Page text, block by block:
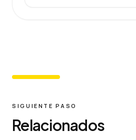
SIGUIENTE PASO
Relacionados